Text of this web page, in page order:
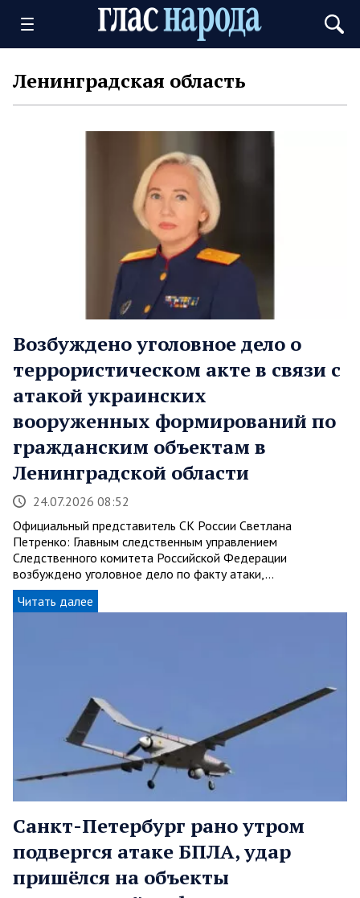
Ленинградская область
Возбуждено уголовное дело о
террористическом акте в связи с
атакой украинских
вооруженных формирований по
гражданским объектам в
Ленинградской области
24.07.2026 08:52
Официальный представитель СК России Светлана
Петренко: Главным следственным управлением
Следственного комитета Российской Федерации
возбуждено уголовное дело по факту атаки,…
Читать далее
Санкт-Петербург рано утром
подвергся атаке БПЛА, удар
пришёлся на объекты